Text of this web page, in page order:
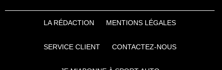
LA RÉDACTION MENTIONS LÉGALES
SERVICE CLIENT CONTACTEZ-NOUS